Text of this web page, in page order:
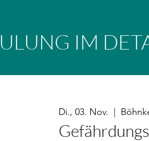
IM
Di., 03. Nov.